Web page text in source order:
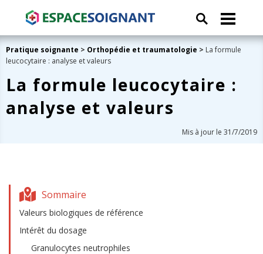
Pratique soignante > Orthopédie et traumatologie > La formule
leucocytaire : analyse et valeurs
La formule leucocytaire :
analyse et valeurs
Mis à jour le 31/7/2019
Sommaire
Valeurs biologiques de référence
Intérêt du dosage
Granulocytes neutrophiles